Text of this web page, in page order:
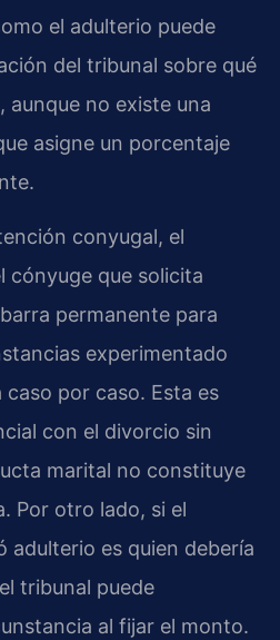
el adulterio puede
del tribunal sobre qué
aunque no existe una
asigne un porcentaje
conyugal, el
cónyuge que solicita
permanente para
experimentado
caso por caso. Esta es
con el divorcio sin
marital no constituye
Por otro lado, si el
adulterio es quien debería
tribunal puede
al fijar el monto.